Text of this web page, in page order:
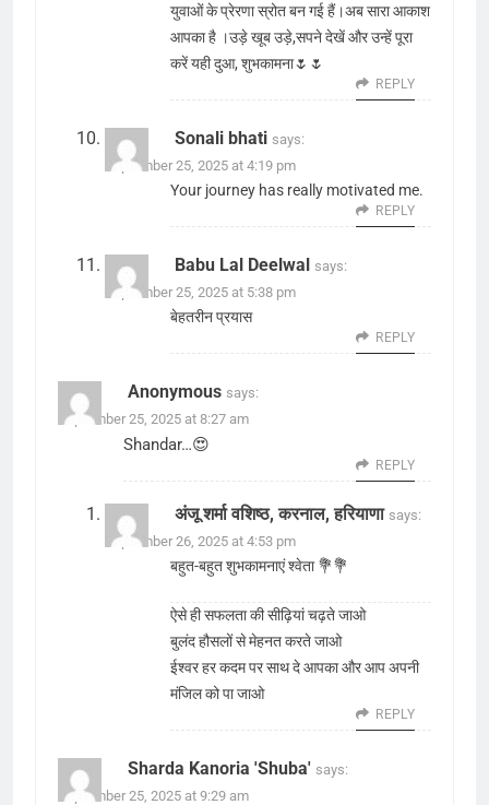
युवाओं के प्रेरणा स्रोत बन गई हैं।अब सारा आकाश
आपका है ।उड़े खूब उड़े,सपने देखें और उन्हें पूरा
करें यही दुआ, शुभकामना🌷🌷
REPLY
Sonali bhati says:
September 25, 2025 at 4:19 pm
Your journey has really motivated me.
REPLY
Babu Lal Deelwal says:
September 25, 2025 at 5:38 pm
बेहतरीन प्रयास
REPLY
Anonymous says:
September 25, 2025 at 8:27 am
Shandar…😍
REPLY
अंजू शर्मा वशिष्ठ, करनाल, हरियाणा says:
September 26, 2025 at 4:53 pm
बहुत-बहुत शुभकामनाएं श्वेता 💐💐
ऐसे ही सफलता की सीढ़ियां चढ़ते जाओ
बुलंद हौसलों से मेहनत करते जाओ
ईश्वर हर कदम पर साथ दे आपका और आप अपनी
मंजिल को पा जाओ
REPLY
Sharda Kanoria 'Shuba' says:
September 25, 2025 at 9:29 am